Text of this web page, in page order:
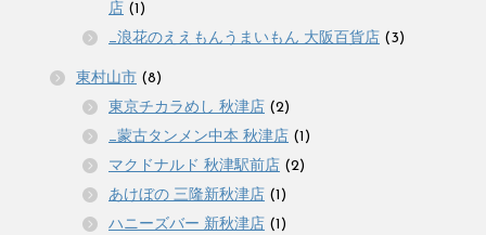
店 (1)
_浪花のええもんうまいもん 大阪百貨店 (3)
東村山市 (8)
東京チカラめし 秋津店 (2)
_蒙古タンメン中本 秋津店 (1)
マクドナルド 秋津駅前店 (2)
あけぼの 三隆新秋津店 (1)
ハニーズバー 新秋津店 (1)